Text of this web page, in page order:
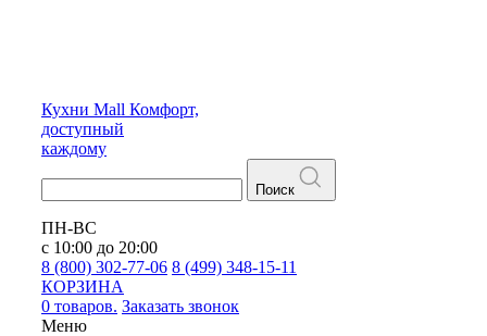
Кухни Mall Комфорт,
доступный
каждому
Поиск
ПН-ВС
с 10:00 до 20:00
8 (800) 302-77-06 8 (499) 348-15-11
КОРЗИНА
0 товаров. Заказать звонок
Меню